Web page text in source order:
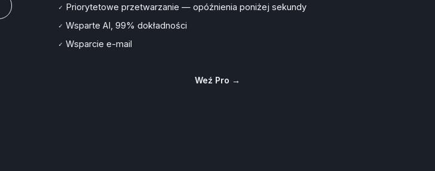
✓ Priorytetowe przetwarzanie — opóźnienia poniżej sekundy
✓ Wsparte AI, 99% dokładności
✓ Wsparcie e-mail
Weź Pro →